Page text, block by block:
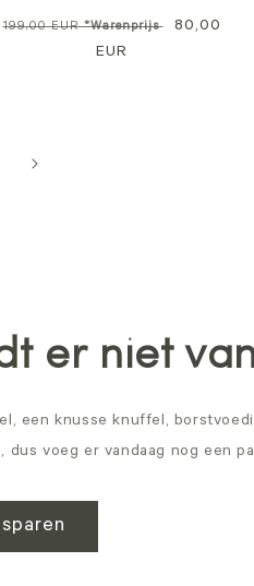
Normale
199,00 EUR*Warenprijs
80,00
EUR
er niet
een knusse knuffel,
dus voeg er vandaag nog een